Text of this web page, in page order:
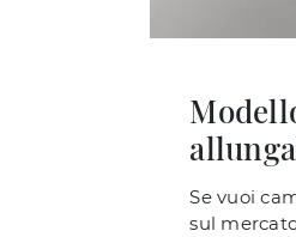
Se vuoi
sul